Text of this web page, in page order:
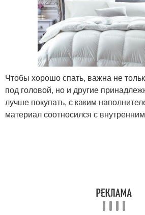
Чтобы хорошо спать, важна не
под головой, но и другие
лучше покупать, с каким
материал соотносился с